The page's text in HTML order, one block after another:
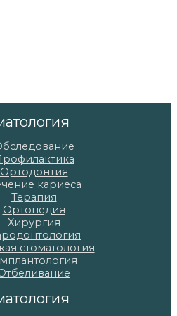
Ортодонтия
кариеса
Терапия
Ортопедия
Хирургия
стоматология